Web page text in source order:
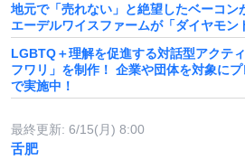
地元で「売れない」と絶望したベーコン
エーデルワイスファームが「ダイヤモン
LGBTQ＋理解を促進する対話型アクテ
フワリ」を制作！ 企業や団体を対象に
で実施中！
最終更新: 6/15(月) 8:00
舌肥